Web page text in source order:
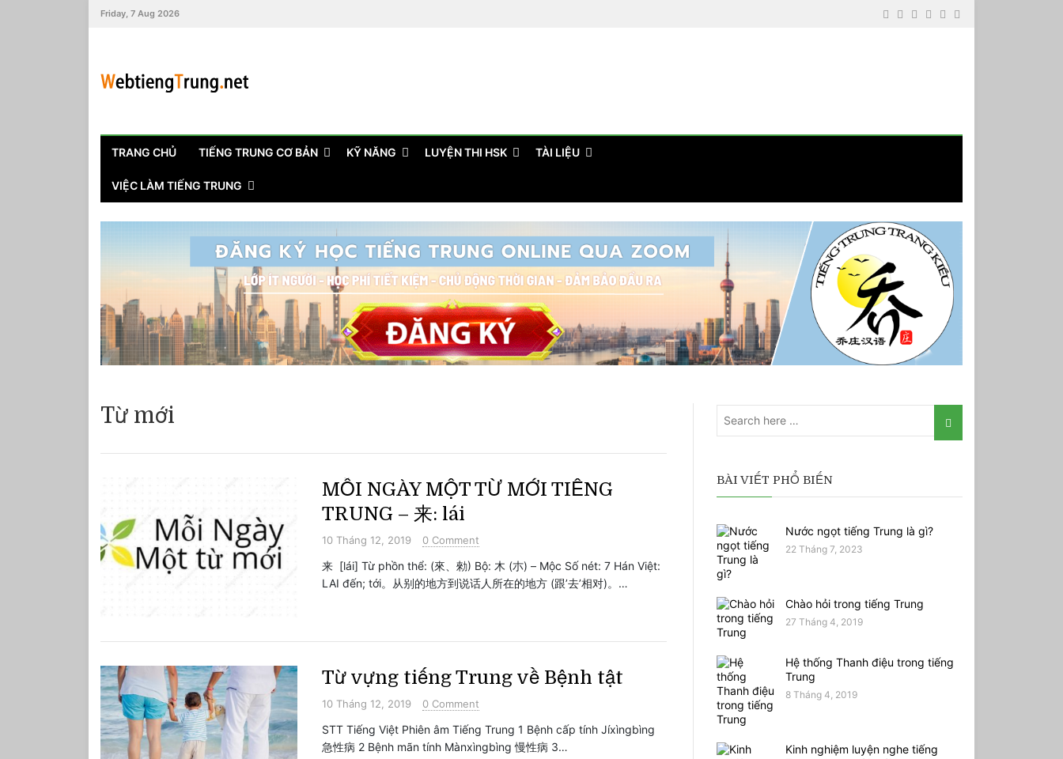
Friday, 7 Aug 2026
TRANG CHỦ TIẾNG TRUNG CƠ BẢN KỸ NĂNG LUYỆN THI HSK TÀI LIỆU
VIỆC LÀM TIẾNG TRUNG
Từ mới
MỖI NGÀY MỘT TỪ MỚI TIẾNG
TRUNG – 来: lái
10 Tháng 12, 2019 0 Comment
来 [lái] Từ phồn thể: (來、勑) Bộ: 木 (朩) – Mộc Số nét: 7 Hán Việt:
LAI đến; tới。从别的地方到说话人所在的地方 (跟’去’相对)。…
Từ vựng tiếng Trung về Bệnh tật
10 Tháng 12, 2019 0 Comment
STT Tiếng Việt Phiên âm Tiếng Trung 1 Bệnh cấp tính Jíxìngbìng
急性病 2 Bệnh mãn tính Mànxìngbìng 慢性病 3…
BÀI VIẾT PHỔ BIẾN
Nước ngọt tiếng Trung là gì?
22 Tháng 7, 2023
Chào hỏi trong tiếng Trung
27 Tháng 4, 2019
Hệ thống Thanh điệu trong tiếng
Trung
8 Tháng 4, 2019
Kinh nghiệm luyện nghe tiếng